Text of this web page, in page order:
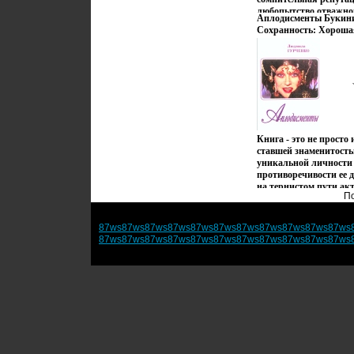
любопытство
Моргана
что он решил
Лили Не сразу
роковой женщины
беззащитная
счастья… Автор
Francis Lee.
Аплодисменты
Сохранность:
Центрполиграф, 1997
стр ISBN 5-218-
Формат: 60x90/16
Книга - это не просто
ставшей
уникальной личности
противоречивости ее
на тернистом пути
имели бы мы теперь
личность, как
этого трудного, но
87ws87ws87ws87ws87ws87ws87ws87ws87ws87ws87ws
87ws87ws87ws87ws87ws87ws87ws87ws87ws87ws87ws